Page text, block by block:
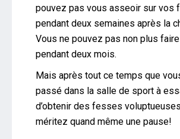
pouvez pas vous asseoir sur vos
pendant deux semaines après la
Vous ne pouvez pas non plus
pendant deux mois.
Mais après tout ce temps que
passé dans la salle de sport à
d’obtenir des fesses
méritez quand même une pause!